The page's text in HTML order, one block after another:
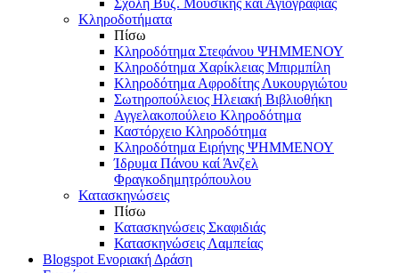
Κληροδοτήματα
Πίσω
Κληροδότημα Στεφάνου ΨΗΜΜΕΝΟΥ
Κληροδότημα Χαρίκλειας Μπιρμπίλη
Κληροδότημα Αφροδίτης Λυκουργιώτου
Σωτηροπούλειος Ηλειακή Βιβλιοθήκη
Αγγελακοπούλειο Κληροδότημα
Καστόρχειο Κληροδότημα
Κληροδότημα Ειρήνης ΨΗΜΜΕΝΟΥ
Ίδρυμα Πάνου καί Άνζελ
Φραγκοδημητρόπουλου
Κατασκηνώσεις
Πίσω
Κατασκηνώσεις Σκαφιδιάς
Κατασκηνώσεις Λαμπείας
Blogspot Ενοριακή Δράση